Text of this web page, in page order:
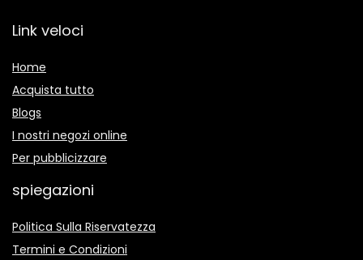
Link veloci
Home
Acquista tutto
Blogs
I nostri negozi online
Per pubblicizzare
spiegazioni
Politica Sulla Riservatezza
Termini e Condizioni